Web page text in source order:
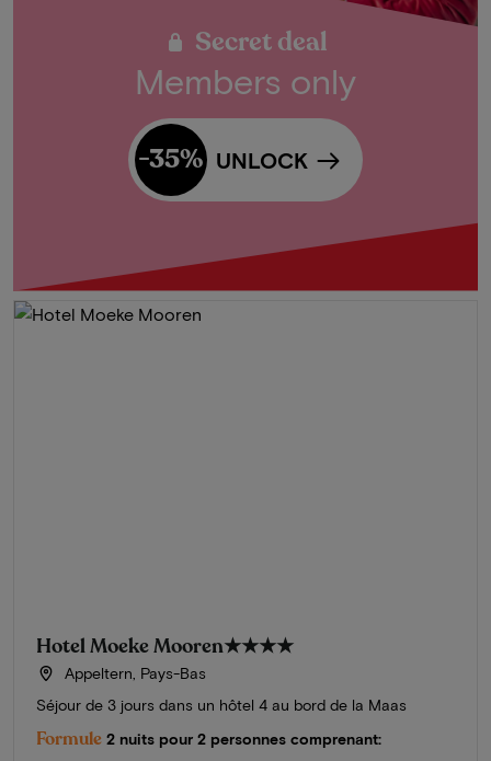
Secret deal
Members only
UNLOCK
-35%
Hotel Moeke Mooren★★★★
Appeltern, Pays-Bas
Séjour de 3 jours dans un hôtel 4 au bord de la Maas
Formule 2 nuits pour 2 personnes comprenant: